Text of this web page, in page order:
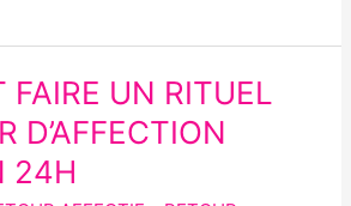
FAIRE UN RITUEL
D’AFFECTION
24H